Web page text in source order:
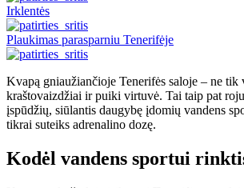
Irklentės
Plaukimas parasparniu Tenerifėje
Kvapą gniaužiančioje Tenerifės saloje – ne tik
kraštovaizdžiai ir puiki virtuvė. Tai taip pat
įspūdžių, siūlantis daugybę įdomių vandens
tikrai suteiks adrenalino dozę.
Kodėl vandens sportui